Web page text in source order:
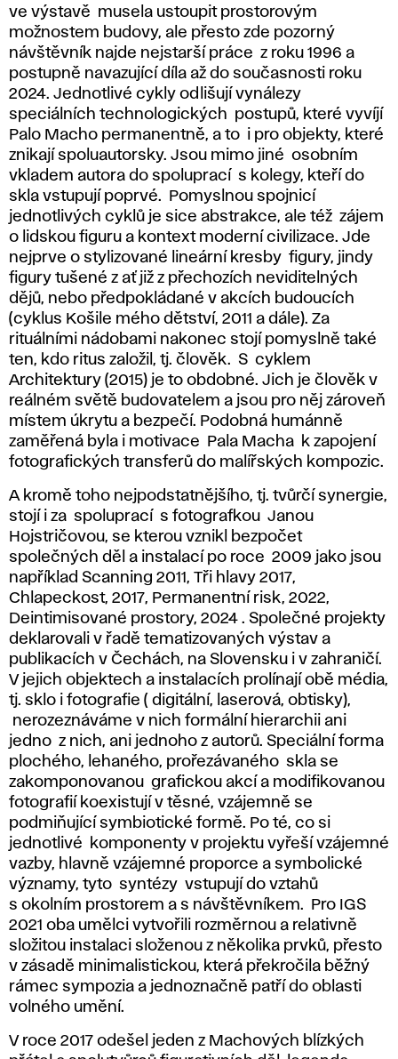
ve výstavě musela ustoupit prostorovým
možnostem budovy, ale přesto zde pozorný
návštěvník najde nejstarší práce z roku 1996 a
postupně navazující díla až do současnosti roku
2024. Jednotlivé cykly odlišují vynálezy
speciálních technologických postupů, které vyvíjí
Palo Macho permanentně, a to i pro objekty, které
znikají spoluautorsky. Jsou mimo jiné osobním
vkladem autora do spoluprací s kolegy, kteří do
skla vstupují poprvé. Pomyslnou spojnicí
jednotlivých cyklů je sice abstrakce, ale též zájem
o lidskou figuru a kontext moderní civilizace. Jde
nejprve o stylizované lineární kresby figury, jindy
figury tušené z ať již z přechozích neviditelných
dějů, nebo předpokládané v akcích budoucích
(cyklus Košile mého dětství, 2011 a dále). Za
rituálními nádobami nakonec stojí pomyslně také
ten, kdo ritus založil, tj. člověk. S cyklem
Architektury (2015) je to obdobné. Jich je člověk v
reálném světě budovatelem a jsou pro něj zároveň
místem úkrytu a bezpečí. Podobná humánně
zaměřená byla i motivace Pala Macha k zapojení
fotografických transferů do malířských kompozic.
A kromě toho nejpodstatnějšího, tj. tvůrčí synergie,
stojí i za spoluprací s fotografkou Janou
Hojstričovou, se kterou vznikl bezpočet
společných děl a instalací po roce 2009 jako jsou
například Scanning 2011, Tři hlavy 2017,
Chlapeckost, 2017, Permanentní risk, 2022,
Deintimisované prostory, 2024 . Společné projekty
deklarovali v řadě tematizovaných výstav a
publikacích v Čechách, na Slovensku i v zahraničí.
V jejich objektech a instalacích prolínají obě média,
tj. sklo i fotografie ( digitální, laserová, obtisky),
nerozeznáváme v nich formální hierarchii ani
jedno z nich, ani jednoho z autorů. Speciální forma
plochého, lehaného, prořezávaného skla se
zakomponovanou grafickou akcí a modifikovanou
fotografií koexistují v těsné, vzájemně se
podmiňující symbiotické formě. Po té, co si
jednotlivé komponenty v projektu vyřeší vzájemné
vazby, hlavně vzájemné proporce a symbolické
významy, tyto syntézy vstupují do vztahů
s okolním prostorem a s návštěvníkem. Pro IGS
2021 oba umělci vytvořili rozměrnou a relativně
složitou instalaci složenou z několika prvků, přesto
v zásadě minimalistickou, která překročila běžný
rámec sympozia a jednoznačně patří do oblasti
volného umění.
V roce 2017 odešel jeden z Machových blízkých